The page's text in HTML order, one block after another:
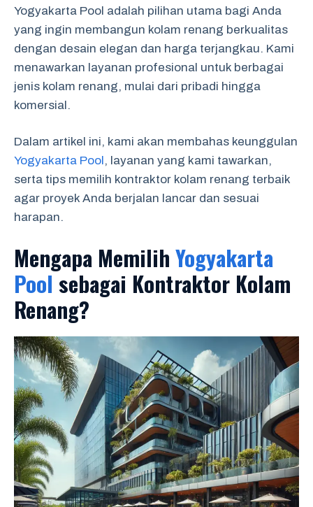
Yogyakarta Pool adalah pilihan utama bagi Anda
yang ingin membangun kolam renang berkualitas
dengan desain elegan dan harga terjangkau. Kami
menawarkan layanan profesional untuk berbagai
jenis kolam renang, mulai dari pribadi hingga
komersial.
Dalam artikel ini, kami akan membahas keunggulan
Yogyakarta Pool, layanan yang kami tawarkan,
serta tips memilih kontraktor kolam renang terbaik
agar proyek Anda berjalan lancar dan sesuai
harapan.
Mengapa MemilihYogyakarta
Pool sebagai Kontraktor Kolam
Renang?